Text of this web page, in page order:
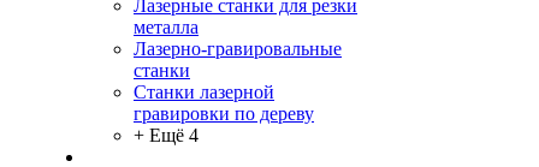
Лазерные станки для резки
металла
Лазерно-гравировальные
станки
Станки лазерной
гравировки по дереву
+ Ещё 4